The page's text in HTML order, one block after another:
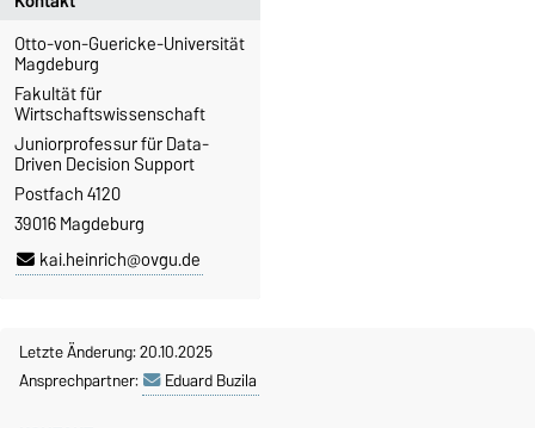
Otto-von-Guericke-Universität
Magdeburg
Fakultät für
Wirtschaftswissenschaft
Juniorprofessur für Data-
Driven Decision Support
Postfach 4120
39016 Magdeburg
kai.heinrich@ovgu.de
Letzte Änderung: 20.10.2025
Ansprechpartner:
Eduard Buzila